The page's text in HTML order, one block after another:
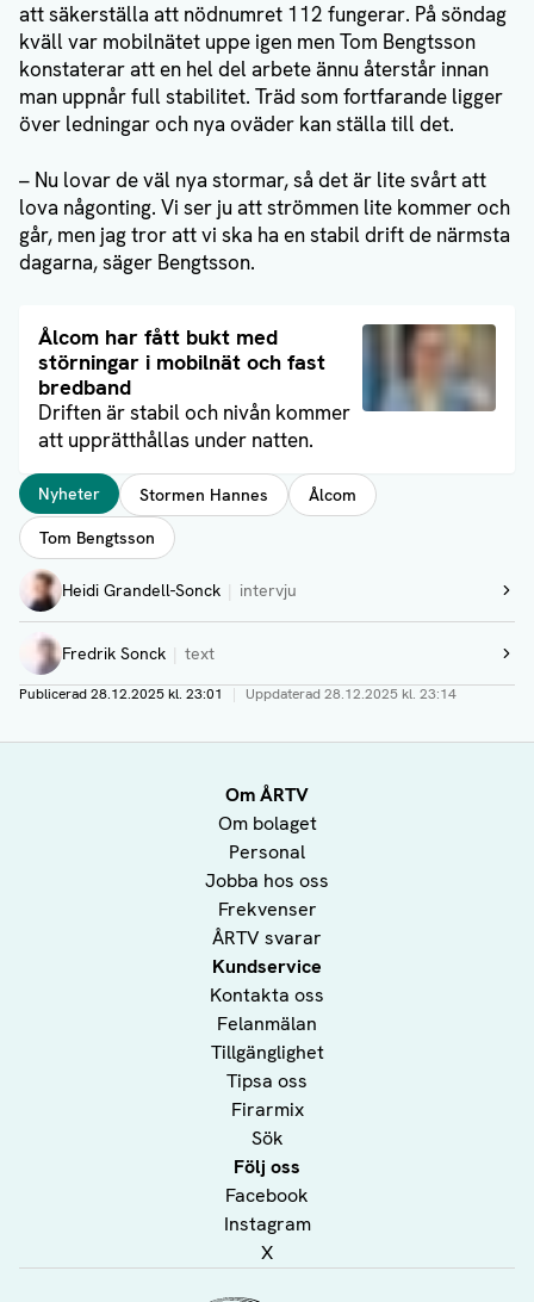
att säkerställa att nödnumret 112 fungerar. På söndag
kväll var mobilnätet uppe igen men Tom Bengtsson
konstaterar att en hel del arbete ännu återstår innan
man uppnår full stabilitet. Träd som fortfarande ligger
över ledningar och nya oväder kan ställa till det.
– Nu lovar de väl nya stormar, så det är lite svårt att
lova någonting. Vi ser ju att strömmen lite kommer och
går, men jag tror att vi ska ha en stabil drift de närmsta
dagarna, säger Bengtsson.
Ålcom har fått bukt med
störningar i mobilnät och fast
bredband
Driften är stabil och nivån kommer
att upprätthållas under natten.
Läs artikel
Taggar
Nyheter Stormen Hannes
Ålcom
Tom Bengtsson
Författare
Heidi Grandell-Sonck intervju
Visa profil
Fredrik Sonck text
Visa profil
Publicerad28.12.2025 kl. 23:01 | Uppdaterad28.12.2025 kl. 23:14
Om ÅRTV
Om bolaget
Personal
Jobba hos oss
Frekvenser
ÅRTV svarar
Kundservice
Kontakta oss
Felanmälan
Tillgänglighet
Tipsa oss
Firarmix
Sök
Följ oss
Facebook
Instagram
X